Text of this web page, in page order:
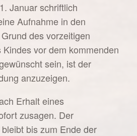
Januar schriftlich
Aufnahme in den
des vorzeitigen
vor dem kommenden
sein, ist der
anzuzeigen.
Erhalt eines
zusagen. Der
bis zum Ende der